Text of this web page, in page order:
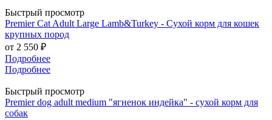
Быстрый просмотр
Premier Cat Adult Large Lamb&Turkey - Сухой корм для кошек
крупных пород
от 2 550 ₽
Подробнее
Подробнее
Быстрый просмотр
Premier dog adult medium "ягненок индейка" - сухой корм для
собак